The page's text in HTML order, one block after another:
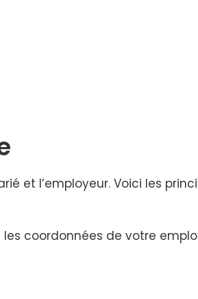
et l’employeur. Voici les
coordonnées de votre